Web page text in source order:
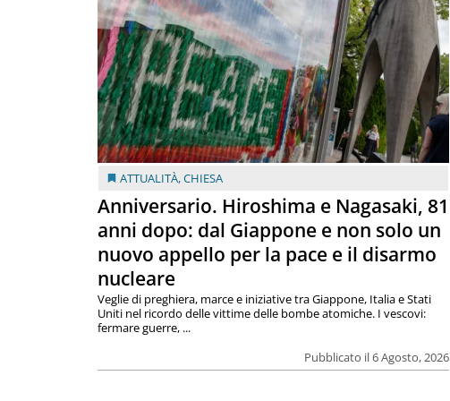
ATTUALITÀ,CHIESA
Anniversario. Hiroshima e Nagasaki, 81
anni dopo: dal Giappone e non solo un
nuovo appello per la pace e il disarmo
nucleare
Pubblicato il 6 Agosto, 2026
Veglie di preghiera, marce e iniziative tra Giappone, Italia e Stati
Uniti nel ricordo delle vittime delle bombe atomiche. I vescovi:
fermare guerre, ...